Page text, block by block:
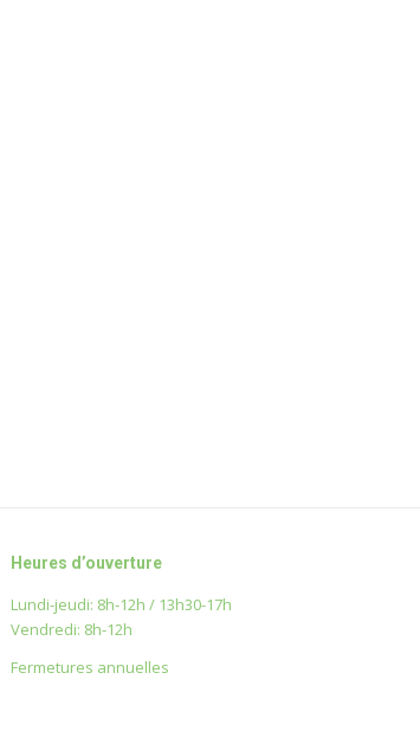
Heures d’ouverture
Lundi-jeudi: 8h-12h / 13h30-17h
Vendredi: 8h-12h
Fermetures annuelles